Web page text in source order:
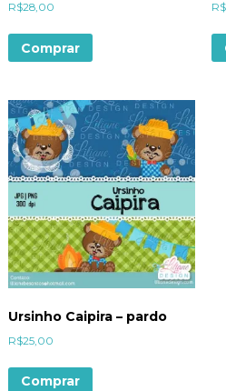
R$28,00
Comprar
R$
Ursinho Caipira – pardo
R$25,00
Comprar